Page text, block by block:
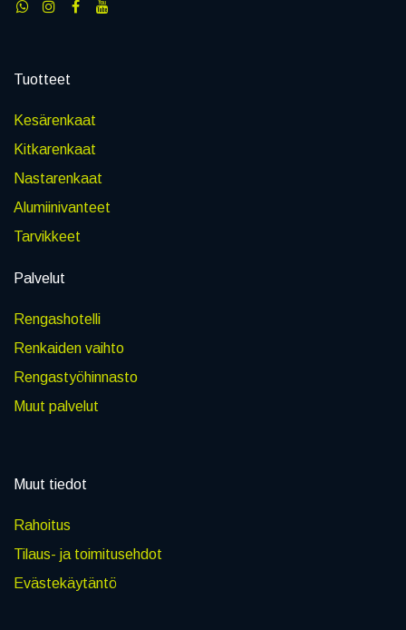
Tuotteet
Kesärenkaat
Kitkarenkaat
Nastarenkaat
Alumiinivanteet
Tarvikkeet
Palvelut
Rengashotelli
Renkaiden vaihto
Rengastyöhinnasto
Muut palvelut
Muut tiedot
Rahoitus
Tilaus- ja toimitusehdot
Evästekäytäntö